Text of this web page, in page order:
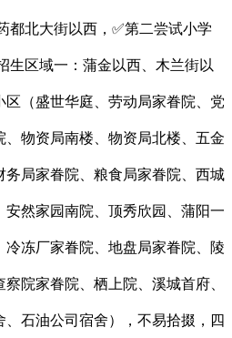
都北大街以西，✅第二尝试小学
生区域一：蒲金以西、木兰街以
（盛世华庭、劳动局家眷院、党
物资局南楼、物资局北楼、五金
局家眷院、粮食局家眷院、西城
然家园南院、顶秀欣园、蒲阳一
冻厂家眷院、地盘局家眷院、陵
院家眷院、栖上院、溪城首府、
石油公司宿舍），不易拾掇，四